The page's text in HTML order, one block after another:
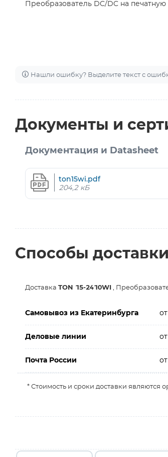
Преобразователь DC/DC на
Нашли ошибку? Выделите текст с
Документы и
Документация и Datasheet
ton15wi.pdf
204,2 кБ
Способы
Доставка TON 15-2410WI ,
Самовывоз из Екатеринбурга
Деловые линии
Почта России
* Стоимость и сроки доставки являются